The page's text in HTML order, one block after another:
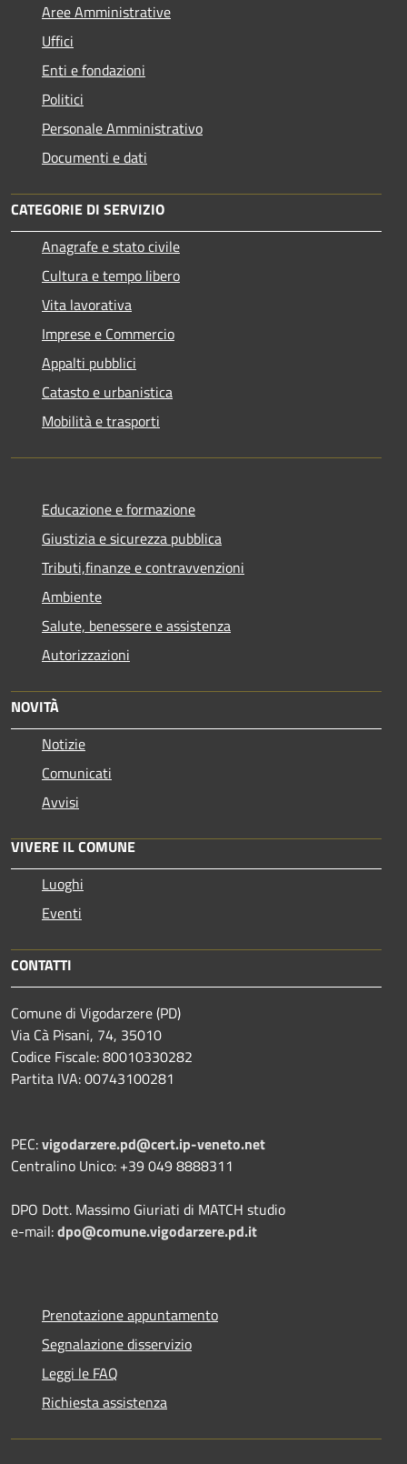
Aree Amministrative
Uffici
Enti e fondazioni
Politici
Personale Amministrativo
Documenti e dati
CATEGORIE DI SERVIZIO
Anagrafe e stato civile
Cultura e tempo libero
Vita lavorativa
Imprese e Commercio
Appalti pubblici
Catasto e urbanistica
Mobilità e trasporti
Educazione e formazione
Giustizia e sicurezza pubblica
Tributi,finanze e contravvenzioni
Ambiente
Salute, benessere e assistenza
Autorizzazioni
NOVITÀ
Notizie
Comunicati
Avvisi
VIVERE IL COMUNE
Luoghi
Eventi
CONTATTI
Comune di Vigodarzere (PD)
Via Cà Pisani, 74, 35010
Codice Fiscale: 80010330282
Partita IVA: 00743100281
PEC:vigodarzere.pd@cert.ip-veneto.net
Centralino Unico: +39 049 8888311
DPO Dott. Massimo Giuriati di MATCH studio
e-mail:dpo@comune.vigodarzere.pd.it
Prenotazione appuntamento
Segnalazione disservizio
Leggi le FAQ
Richiesta assistenza